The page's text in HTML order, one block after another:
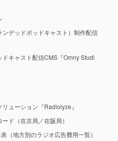
デッドポッドキャスト）制作配信
キャスト配信CMS『Omny Studi
ューション『Radiolyze』
ド（在京局／在阪局）
（地方別のラジオ広告費用一覧）